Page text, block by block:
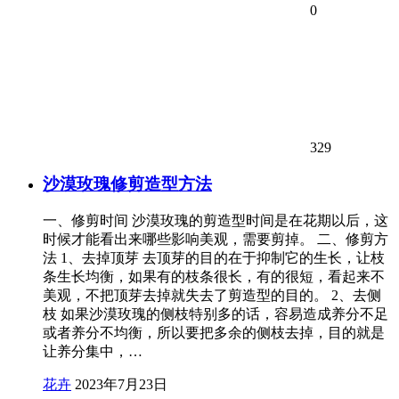
0
329
沙漠玫瑰修剪造型方法
一、修剪时间 沙漠玫瑰的剪造型时间是在花期以后，这
时候才能看出来哪些影响美观，需要剪掉。 二、修剪方
法 1、去掉顶芽 去顶芽的目的在于抑制它的生长，让枝
条生长均衡，如果有的枝条很长，有的很短，看起来不
美观，不把顶芽去掉就失去了剪造型的目的。 2、去侧
枝 如果沙漠玫瑰的侧枝特别多的话，容易造成养分不足
或者养分不均衡，所以要把多余的侧枝去掉，目的就是
让养分集中，…
花卉 2023年7月23日